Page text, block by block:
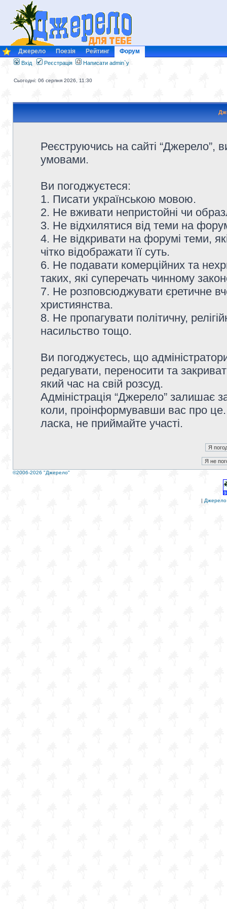
Джерело Поезія Рейтинг Форум
Вхід Реєстрація Написати admin`у
Сьогодні: 06 серпня 2026, 11:30
Реєструючись на сайті “Джерело”,
умовами.
Ви погоджуєтеся:
1. Писати українською мовою.
2. Не вживати непристойні чи
3. Не відхилятися від теми на
4. Не відкривати на форумі теми,
чітко відображати її суть.
6. Не подавати комерційних та
таких, які суперечать чинному
7. Не розповсюджувати єретичне
християнства.
8. Не пропагувати політичну,
насильство тощо.
Ви погоджуєтесь, що
редагувати, переносити та
який час на свій розсуд.
Адміністрація “Джерело” залишає
коли, проінформувавши вас про
ласка, не приймайте участі.
©2006-2026 "Джерело"
| Джерело